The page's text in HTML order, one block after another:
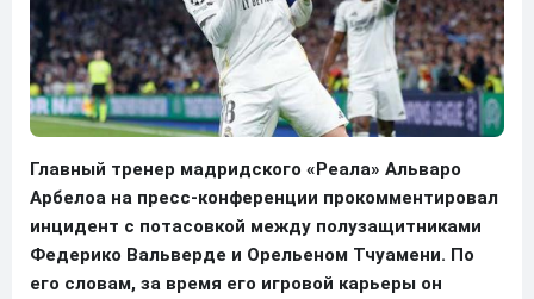
Главный тренер мадридского «Реала» Альваро
Арбелоа на пресс-конференции прокомментировал
инцидент с потасовкой между полузащитниками
Федерико Вальверде и Орельеном Тчуамени. По
его словам, за время его игровой карьеры он